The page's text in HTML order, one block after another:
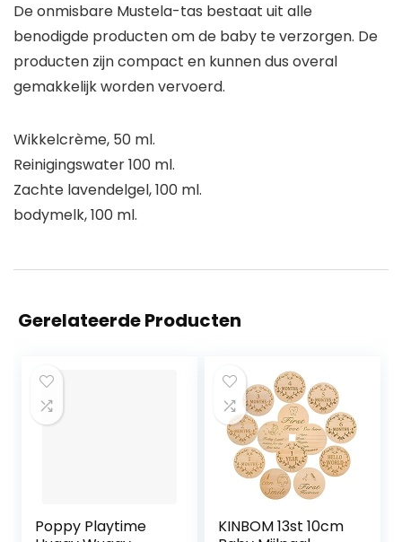
De onmisbare Mustela-tas bestaat uit alle
benodigde producten om de baby te verzorgen. De
producten zijn compact en kunnen dus overal
gemakkelijk worden vervoerd.
Wikkelcrème, 50 ml.
Reinigingswater 100 ml.
Zachte lavendelgel, 100 ml.
bodymelk, 100 ml.
Gerelateerde Producten
Poppy Playtime
KINBOM 13st 10cm